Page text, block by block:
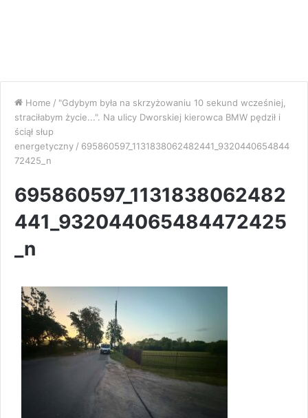
Home / "Gdybym była na skrzyżowaniu 10 sekund wcześniej,
straciłabym życie...". Na ulicy Dworskiej kierowca BMW pędził i
ściął słup
energetyczny / 695860597_1131838062482441_9320440654844
72425_n
695860597_1131838062482
441_932044065484472425
_n